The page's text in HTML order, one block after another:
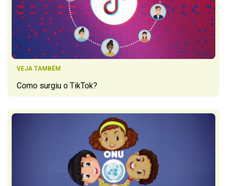
VEJA TAMBÉM
Como surgiu o TikTok?